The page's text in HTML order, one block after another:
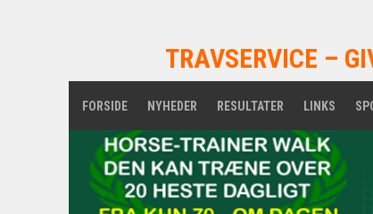
TRAVSERVICE –
FORSIDE NYHEDER RESULTATER LINKS